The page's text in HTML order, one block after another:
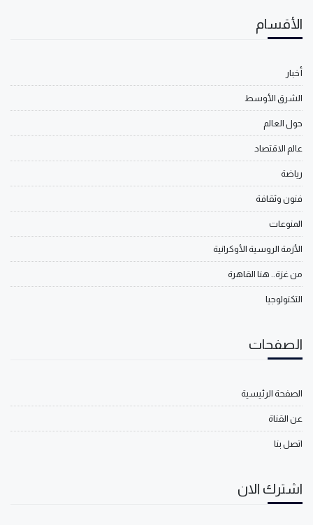
الأقسام
أخبار
الشرق الأوسط
حول العالم
عالم الاقتصاد
رياضة
فنون وثقافة
المنوعات
الأزمة الروسية الأوكرانية
من غزة.. هنا القاهرة
التكنولوجيا
الصفحات
الصفحة الرئيسية
عن القناة
اتصل بنا
اشترك الان